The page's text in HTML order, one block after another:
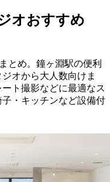
オおすすめ
とめ。鐘ヶ淵駅の便利
オから大人数向けま
ト撮影などに最適なス
・キッチンなど設備付